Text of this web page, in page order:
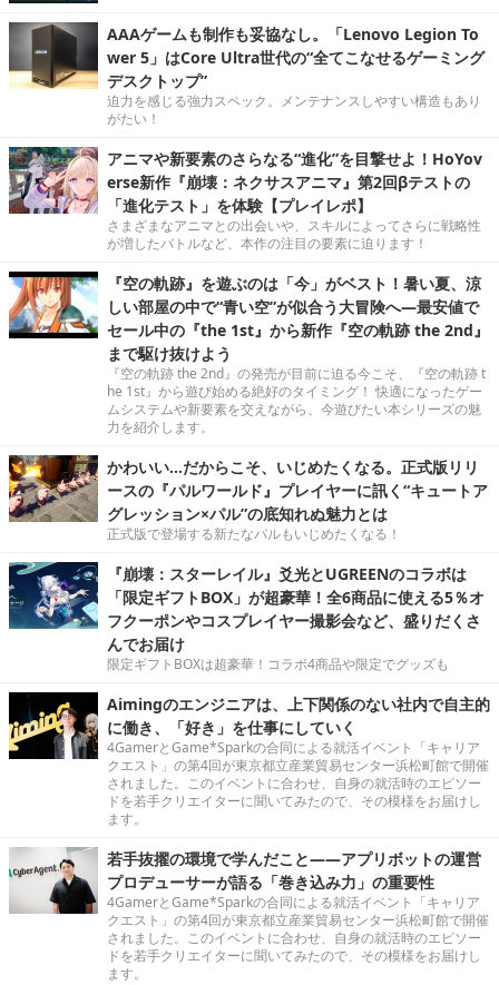
AAAゲームも制作も妥協なし。「Lenovo Legion To
wer 5」はCore Ultra世代の“全てこなせるゲーミング
デスクトップ”
迫力を感じる強力スペック。メンテナンスしやすい構造もあり
がたい！
アニマや新要素のさらなる“進化”を目撃せよ！HoYov
erse新作『崩壊：ネクサスアニマ』第2回βテストの
「進化テスト」を体験【プレイレポ】
さまざまなアニマとの出会いや、スキルによってさらに戦略性
が増したバトルなど、本作の注目の要素に迫ります！
『空の軌跡』を遊ぶのは「今」がベスト！暑い夏、涼
しい部屋の中で“青い空”が似合う大冒険へ―最安値で
セール中の『the 1st』から新作『空の軌跡 the 2nd』
まで駆け抜けよう
『空の軌跡 the 2nd』の発売が目前に迫る今こそ、『空の軌跡 t
he 1st』から遊び始める絶好のタイミング！ 快適になったゲー
ムシステムや新要素を交えながら、今遊びたい本シリーズの魅
力を紹介します。
かわいい…だからこそ、いじめたくなる。正式版リリ
ースの『パルワールド』プレイヤーに訊く“キュートア
グレッション×パル”の底知れぬ魅力とは
正式版で登場する新たなパルもいじめたくなる！
『崩壊：スターレイル』爻光とUGREENのコラボは
「限定ギフトBOX」が超豪華！全6商品に使える5％オ
フクーポンやコスプレイヤー撮影会など、盛りだくさ
んでお届け
限定ギフトBOXは超豪華！コラボ4商品や限定でグッズも
Aimingのエンジニアは、上下関係のない社内で自主的
に働き、「好き」を仕事にしていく
4GamerとGame*Sparkの合同による就活イベント「キャリア
クエスト」の第4回が東京都立産業貿易センター浜松町館で開催
されました。このイベントに合わせ、自身の就活時のエピソー
ドを若手クリエイターに聞いてみたので、その模様をお届けし
ます。
若手抜擢の環境で学んだこと――アプリボットの運営
プロデューサーが語る「巻き込み力」の重要性
4GamerとGame*Sparkの合同による就活イベント「キャリア
クエスト」の第4回が東京都立産業貿易センター浜松町館で開催
されました。このイベントに合わせ、自身の就活時のエピソー
ドを若手クリエイターに聞いてみたので、その模様をお届けし
ます。